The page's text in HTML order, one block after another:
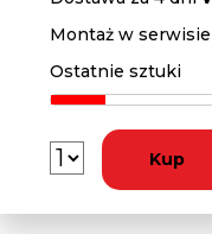
Montaż w
Ostatnie sztuki
Kup